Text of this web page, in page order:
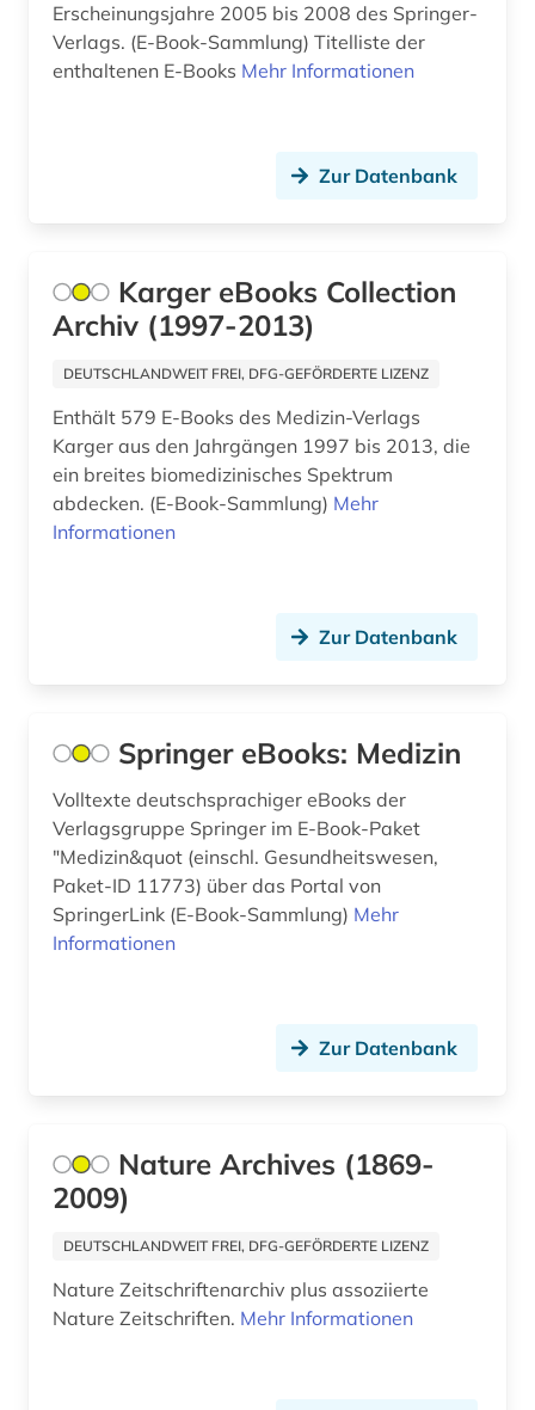
ergotherapie (2)
erziehung (3)
evaluation (2)
evidenz-basierte medizin (10)
evidenzbasierte medizin (1)
examensfragen (6)
fallsammlung (1)
fda (1)
forschungstrends (1)
frankreich (1)
gehör (1)
geisteswissenschaften (12)
geografie (1)
geographische namen (1)
geologie (1)
Erscheinungsjahre 2005 bis 2008 des Springer-
Verlags. (E-Book-Sammlung) Titelliste der
enthaltenen E-Books Mehr Informationen
Zur Datenbank
Karger eBooks Collection
Archiv (1997-2013)
DEUTSCHLANDWEIT FREI, DFG-GEFÖRDERTE LIZENZ
Enthält 579 E-Books des Medizin-Verlags
Karger aus den Jahrgängen 1997 bis 2013, die
ein breites biomedizinisches Spektrum
abdecken. (E-Book-Sammlung) Mehr
Informationen
Zur Datenbank
Springer eBooks: Medizin
Volltexte deutschsprachiger eBooks der
Verlagsgruppe Springer im E-Book-Paket
"Medizin&quot (einschl. Gesundheitswesen,
Paket-ID 11773) über das Portal von
SpringerLink (E-Book-Sammlung) Mehr
Informationen
Zur Datenbank
Nature Archives (1869-
2009)
DEUTSCHLANDWEIT FREI, DFG-GEFÖRDERTE LIZENZ
Nature Zeitschriftenarchiv plus assoziierte
Nature Zeitschriften. Mehr Informationen